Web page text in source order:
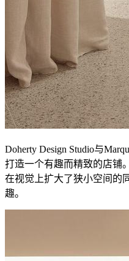
Doherty Design Studio与
打造一个有趣而精致的店铺
在视觉上扩大了狭小空间的
趣。